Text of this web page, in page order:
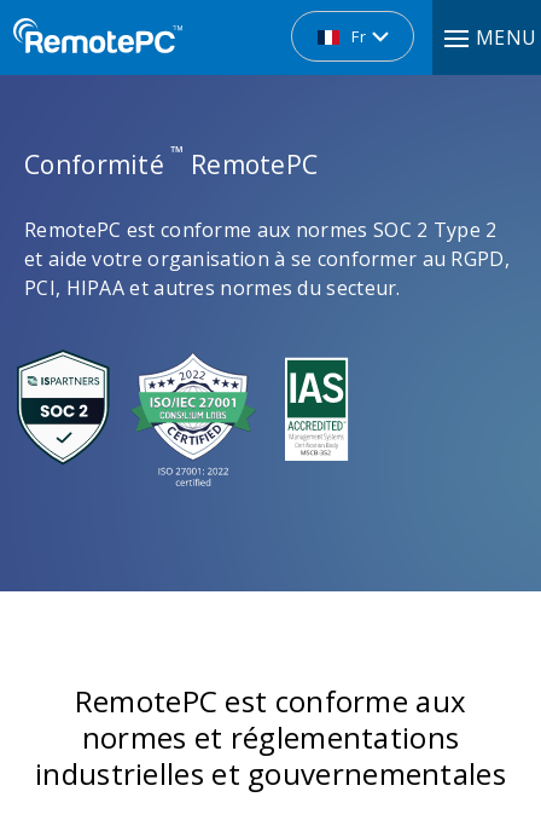
Fr MENU
Conformité ™ RemotePC
RemotePC est conforme aux normes SOC 2 Type 2
et aide votre organisation à se conformer au RGPD,
PCI, HIPAA et autres normes du secteur.
RemotePC est conforme aux
normes et réglementations
industrielles et gouvernementales